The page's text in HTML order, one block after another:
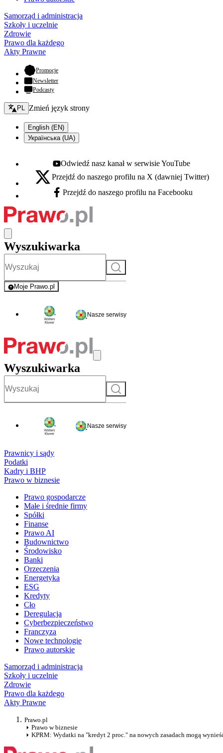
Samorząd i administracja
Szkoły i uczelnie
Zdrowie
Prawo dla każdego
Akty Prawne
Promocje- otwiera się w nowej karcie
Newsletter
Podcasty
Zmień język - bieżący:
PL Zmień język strony
English (EN)
Українська (UA)
Youtube - otwiera się w nowej karcie
Odwiedź nasz kanał w serwisie YouTube
X - otwiera się w nowej karcie
Przejdź do naszego profilu na X (dawniej Twitter)
Facebook - otwiera się w nowej karcie
Przejdź do naszego profilu na Facebooku
Wyszukiwarka
Szukaj
Moje Prawo.pl
- rejestracja i logowanie do serwisu
Nasze serwisy
Wyszukiwarka
Szukaj
Nasze serwisy
Prawnicy i sądy
Podatki
Kadry i BHP
Prawo w biznesie
Prawo gospodarcze
Małe i średnie firmy
Spółki
Finanse
Prawo AI
Budownictwo
Środowisko
Banki
Orzeczenia
Energetyka
ESG
Kredyty
Cło
Deregulacja
Cyberbezpieczeństwo
Franczyza
Nowe technologie
Prawo autorskie
Samorząd i administracja
Szkoły i uczelnie
Zdrowie
Prawo dla każdego
Akty Prawne
Prawo.pl
Prawo w biznesie
KPRM: Wydatki na "kredyt 2 proc." na nowych zasadach mogą